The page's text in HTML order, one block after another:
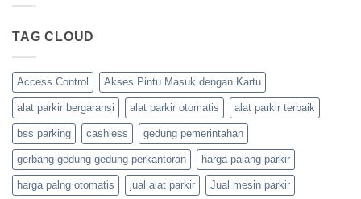
0813-
|
KABUPATEN
4405-
7125/
0813-
4161-
dan
BSS
Parking
|
KABUPATEN
RAJA
AMPAT
0821-
4405-
7125/
0813-
4161-
5165
TAG CLOUD
Access Control Akses Pintu Masuk dengan Kartu
alat parkir bergaransi alat parkir otomatis alat parkir terbaik
bss parking cashless gedung pemerintahan
gerbang gedung-gedung perkantoran harga palang parkir
harga palng otomatis jual alat parkir Jual mesin parkir